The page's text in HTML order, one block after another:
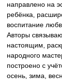
направлено на
ребёнка,
воспитание
Авторы
настоящим,
народного
построено с
осень, зима,